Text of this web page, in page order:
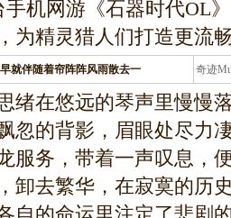
机网游《石器时代OL
为精灵猎人们打造更流
早就伴随着帘阵阵风雨散去一 奇迹
条
绪在悠远的琴声里慢慢
忽的背影，眉眼处尽力
服务，带着一声叹息，
卸去繁华，在寂寞的历